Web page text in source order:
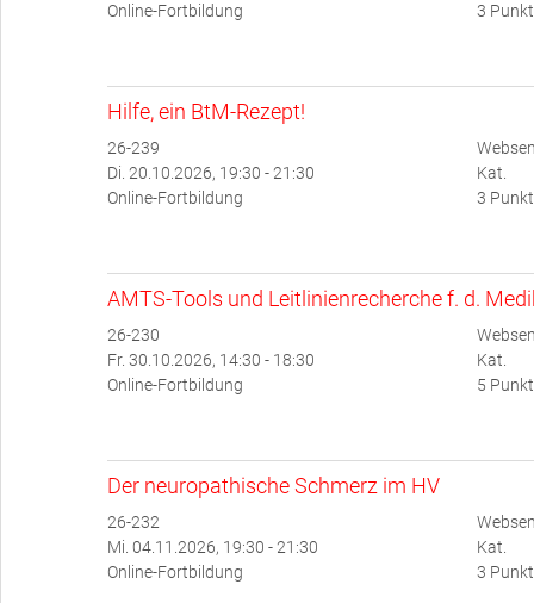
Online-Fortbildung
3
Hilfe, ein BtM-Rezept!
26-239
Di. 20.10.2026, 19:30 - 21:30
Online-Fortbildung
Kat.
3
AMTS-Tools und Leitlinienrecherche f. d.
26-230
Fr. 30.10.2026, 14:30 - 18:30
Online-Fortbildung
Kat.
5
Der neuropathische Schmerz im HV
26-232
Mi. 04.11.2026, 19:30 - 21:30
Online-Fortbildung
Kat.
3